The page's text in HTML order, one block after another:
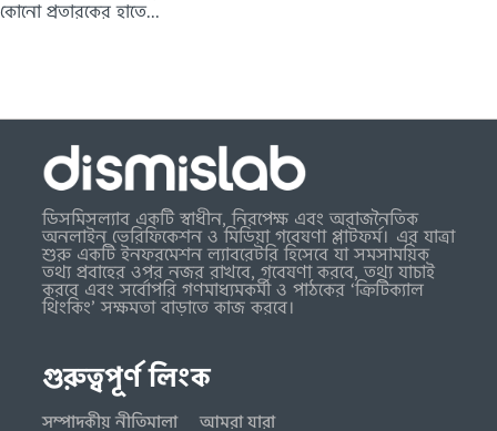
কোনো প্রতারকের হাতে...
ডিসমিসল্যাব একটি স্বাধীন, নিরপেক্ষ এবং অরাজনৈতিক
অনলাইন ভেরিফিকেশন ও মিডিয়া গবেষণা প্লাটফর্ম। এর যাত্রা
শুরু একটি ইনফরমেশন ল্যাবরেটরি হিসেবে যা সমসাময়িক
তথ্য প্রবাহের ওপর নজর রাখবে, গবেষণা করবে, তথ্য যাচাই
করবে এবং সর্বোপরি গণমাধ্যমকর্মী ও পাঠকের ‘ক্রিটিক্যাল
থিংকিং’ সক্ষমতা বাড়াতে কাজ করবে।
গুরুত্বপূর্ণ লিংক
সম্পাদকীয় নীতিমালা আমরা যারা